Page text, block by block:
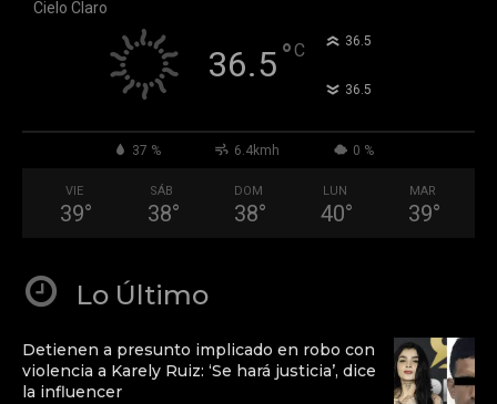
Cielo Claro
36.5°C 36.5
36.5
37 % 6.4kmh 0 %
VIE
39°
SÁB
38°
DOM
38°
LUN
40°
MAR
39°
Lo Último
Detienen a presunto implicado en robo con
violencia a Karely Ruiz: ‘Se hará justicia’, dice
la influencer